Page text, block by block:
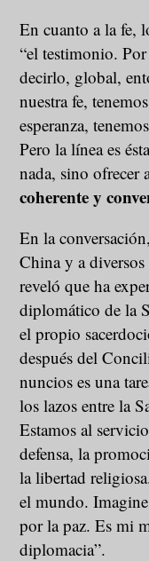
En cuanto a la fe,
“el testimonio.
decirlo, global,
nuestra fe,
esperanza,
Pero la línea es
nada, sino ofrecer
coherente y
En la
China y a diversos
reveló que ha
diplomático de la
el propio
después del
nuncios es una
los lazos entre la
Estamos al
defensa, la
la libertad
el mundo.
por la paz. Es mi
diplomacia”.